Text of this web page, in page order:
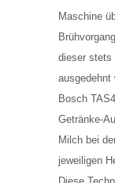
Maschine
dieser stets
ausgedehnt
Bosch
Getränke-
Milch bei
jeweiligen